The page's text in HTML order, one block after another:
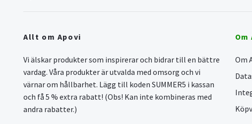
Allt om Apovi
Vi älskar produkter som inspirerar och bidrar till en bättre
vardag. Våra produkter är utvalda med omsorg och vi
värnar om hållbarhet. Lägg till koden SUMMER5 i kassan
och få 5 % extra rabatt! (Obs! Kan inte kombineras med
andra rabatter.)
Om
Om